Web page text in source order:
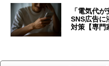
「電気代
SNS広告
対策【専門